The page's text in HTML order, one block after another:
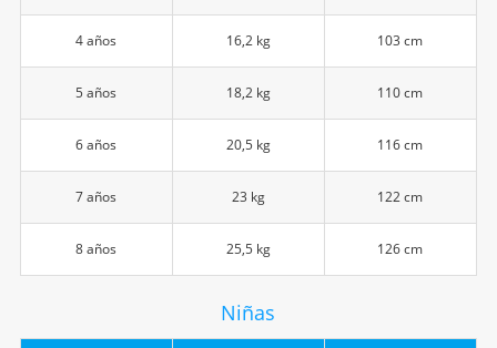
4 años 16,2 kg 103 cm
5 años 18,2 kg 110 cm
6 años 20,5 kg 116 cm
7 años 23 kg 122 cm
8 años 25,5 kg 126 cm
Niñas